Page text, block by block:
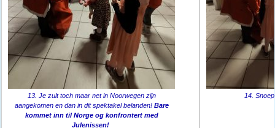
13. Je zult toch maar net in Noorwegen zijn
aangekomen en dan in dit spektakel belanden! Bare
kommet inn til Norge og konfrontert med
Julenissen!
14.